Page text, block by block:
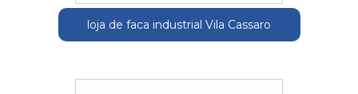
loja de faca industrial Vila Cassaro